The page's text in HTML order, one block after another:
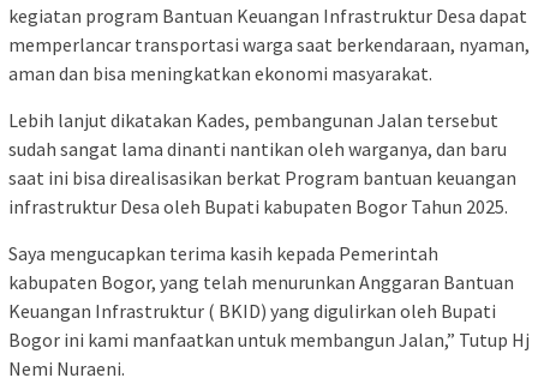
kegiatan program Bantuan Keuangan Infrastruktur Desa dapat
memperlancar transportasi warga saat berkendaraan, nyaman,
aman dan bisa meningkatkan ekonomi masyarakat.
Lebih lanjut dikatakan Kades, pembangunan Jalan tersebut
sudah sangat lama dinanti nantikan oleh warganya, dan baru
saat ini bisa direalisasikan berkat Program bantuan keuangan
infrastruktur Desa oleh Bupati kabupaten Bogor Tahun 2025.
Saya mengucapkan terima kasih kepada Pemerintah
kabupaten Bogor, yang telah menurunkan Anggaran Bantuan
Keuangan Infrastruktur ( BKID) yang digulirkan oleh Bupati
Bogor ini kami manfaatkan untuk membangun Jalan,” Tutup Hj
Nemi Nuraeni.